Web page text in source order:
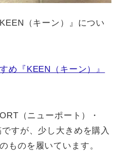
（キーン）』につい
め『KEEN（キーン）』
（ニューポート）・
すが、少し大きめを購入
ものを履いています。